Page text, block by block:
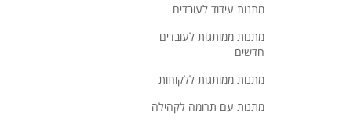
מתנות עידוד לעובדים
מתנות ממותגות לעובדים
חדשים
מתנות ממותגות ללקוחות
מתנות עם תרומה לקהילה